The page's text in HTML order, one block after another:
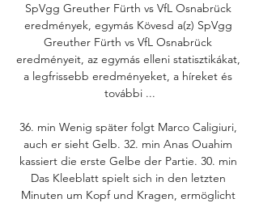
SpVgg Greuther Fürth vs VfL Osnabrück
eredmények, egymás Kövesd a(z) SpVgg
Greuther Fürth vs VfL Osnabrück
eredményeit, az egymás elleni statisztikákat,
a legfrissebb eredményeket, a híreket és
további ...
36. min Wenig später folgt Marco Caligiuri,
auch er sieht Gelb. 32. min Anas Ouahim
kassiert die erste Gelbe der Partie. 30. min
Das Kleeblatt spielt sich in den letzten
Minuten um Kopf und Kragen, ermöglicht